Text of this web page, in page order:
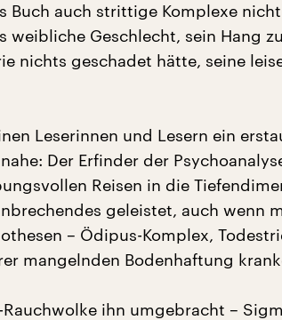
auch strittige Komplexe nicht
weibliche Geschlecht, sein Hang
nichts geschadet hätte, seine
Leserinnen und Lesern ein
Der Erfinder der
Reisen in die
geleistet, auch wenn
– Ödipus-Komplex,
mangelnden Bodenhaftung
ihn umgebracht –